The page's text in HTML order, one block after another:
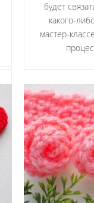
будет
какого-
мастер-